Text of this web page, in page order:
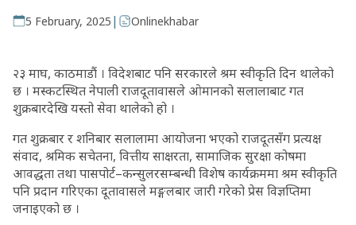
5 February, 2025 | Onlinekhabar
२३ माघ, काठमाडौं । विदेशबाट पनि सरकारले श्रम स्वीकृति दिन थालेको
छ । मस्कटस्थित नेपाली राजदूतावासले ओमानको सलालाबाट गत
शुक्रबारदेखि यस्तो सेवा थालेको हो ।
गत शुक्रबार र शनिबार सलालामा आयोजना भएको राजदूतसँग प्रत्यक्ष
संवाद, श्रमिक सचेतना, वित्तीय साक्षरता, सामाजिक सुरक्षा कोषमा
आवद्धता तथा पासपोर्ट–कन्सुलरसम्बन्धी विशेष कार्यक्रममा श्रम स्वीकृति
पनि प्रदान गरिएका दूतावासले मङ्गलबार जारी गरेको प्रेस विज्ञप्तिमा
जनाइएको छ ।